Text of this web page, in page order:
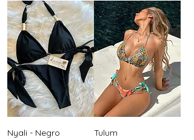
Nyali - Negro
Tulum